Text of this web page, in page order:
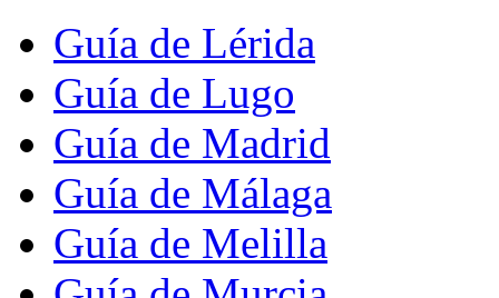
Guía de Lérida
Guía de Lugo
Guía de Madrid
Guía de Málaga
Guía de Melilla